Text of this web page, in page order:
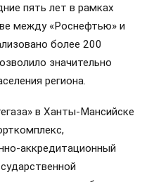
пять лет в рамках
между «Роснефтью» и
более 200
значительно
региона.
в Ханты-Мансийске
аккредитационный